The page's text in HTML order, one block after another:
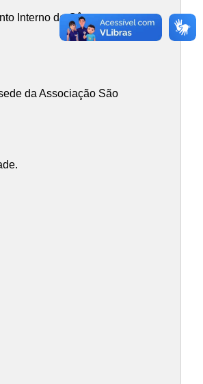
Interno da Câmara
da Associação São